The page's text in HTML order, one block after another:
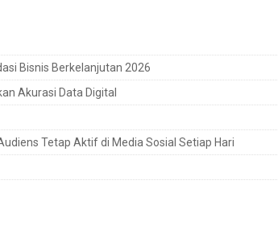
Bisnis Berkelanjutan 2026
Akurasi Data Digital
Tetap Aktif di Media Sosial Setiap Hari